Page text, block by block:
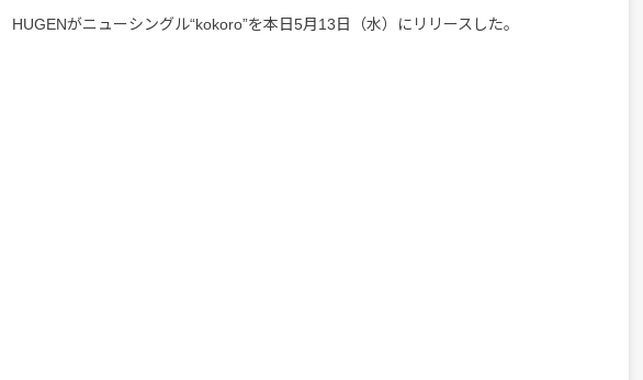
HUGENがニューシングル“kokoro”を本日5月13日（水）にリリースした。